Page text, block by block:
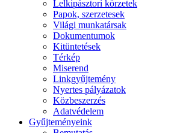
Lelkipásztori körzetek
Papok, szerzetesek
Világi munkatársak
Dokumentumok
Kitüntetések
Térkép
Miserend
Linkgyűjtemény
Nyertes pályázatok
Közbeszerzés
Adatvédelem
Gyűjteményeink